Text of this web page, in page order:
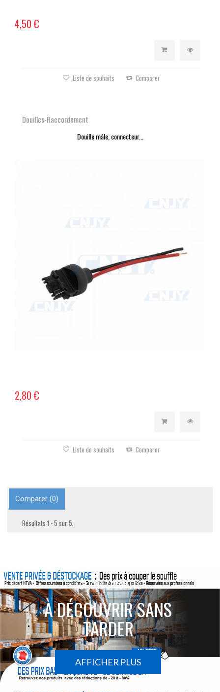
4,50 €
Liste de souhaits Comparer
Douilles-Raccordement
Douille mâle, connecteur...
2,80 €
Liste de souhaits Comparer
Comparer (0)
Résultats 1 - 5 sur 5.
ACTIONS SPÉCIALES
À DÉCOUVRIR SANS
TARDER
AFFICHER PLUS